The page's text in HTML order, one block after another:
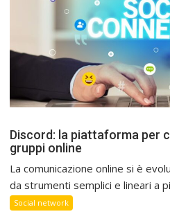
Discord: la piattaforma per
gruppi online
La comunicazione online si è
da strumenti semplici e lineari a
Social network